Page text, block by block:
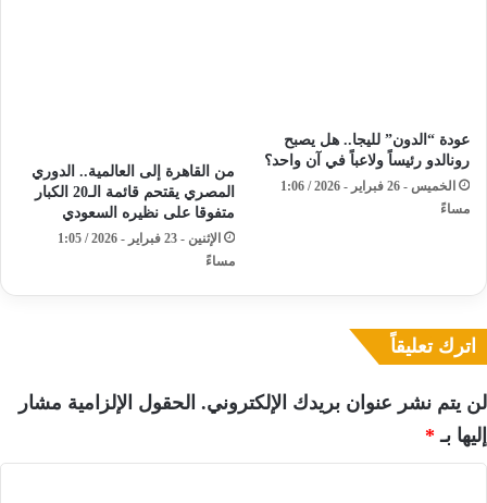
عودة “الدون” لليجا.. هل يصبح
رونالدو رئيساً ولاعباً في آن واحد؟
الخميس - 26 فبراير - 2026 / 1:06
مساءً
​من القاهرة إلى العالمية.. الدوري
المصري يقتحم قائمة الـ20 الكبار
متفوقا على نظيره السعودي
الإثنين - 23 فبراير - 2026 / 1:05
مساءً
اترك تعليقاً
لن يتم نشر عنوان بريدك الإلكتروني. الحقول الإلزامية مشار
إليها بـ *